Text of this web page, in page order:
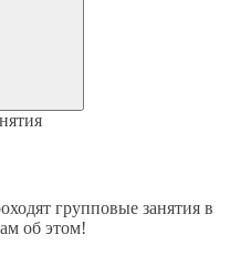
групповые занятия в
об этом!